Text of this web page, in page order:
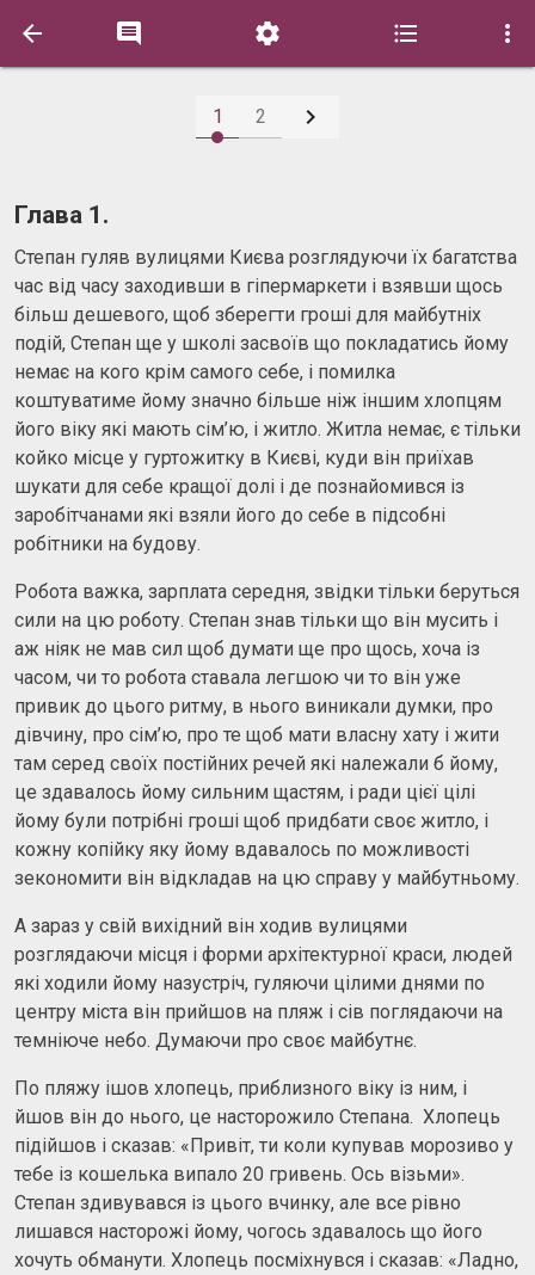
    
1 2 
Глава 1.
Степан гуляв вулицями Києва розглядуючи їх багатства
час від часу заходивши в гіпермаркети і взявши щось
більш дешевого, щоб зберегти гроші для майбутніх
подій, Степан ще у школі засвоїв що покладатись йому
немає на кого крім самого себе, і помилка
коштуватиме йому значно більше ніж іншим хлопцям
його віку які мають сім’ю, і житло. Житла немає, є тільки
койко місце у гуртожитку в Києві, куди він приїхав
шукати для себе кращої долі і де познайомився із
заробітчанами які взяли його до себе в підсобні
робітники на будову.
Робота важка, зарплата середня, звідки тільки беруться
сили на цю роботу. Степан знав тільки що він мусить і
аж ніяк не мав сил щоб думати ще про щось, хоча із
часом, чи то робота ставала легшою чи то він уже
привик до цього ритму, в нього виникали думки, про
дівчину, про сім’ю, про те щоб мати власну хату і жити
там серед своїх постійних речей які належали б йому,
це здавалось йому сильним щастям, і ради цієї цілі
йому були потрібні гроші щоб придбати своє житло, і
кожну копійку яку йому вдавалось по можливості
зекономити він відкладав на цю справу у майбутньому.
А зараз у свій вихідний він ходив вулицями
розглядаючи місця і форми архітектурної краси, людей
які ходили йому назустріч, гуляючи цілими днями по
центру міста він прийшов на пляж і сів поглядаючи на
темніюче небо. Думаючи про своє майбутнє.
По пляжу ішов хлопець, приблизного віку із ним, і
йшов він до нього, це насторожило Степана. Хлопець
підійшов і сказав: «Привіт, ти коли купував морозиво у
тебе із кошелька випало 20 гривень. Ось візьми».
Степан здивувався із цього вчинку, але все рівно
лишався насторожі йому, чогось здавалось що його
хочуть обманути. Хлопець посміхнувся і сказав: «Ладно,